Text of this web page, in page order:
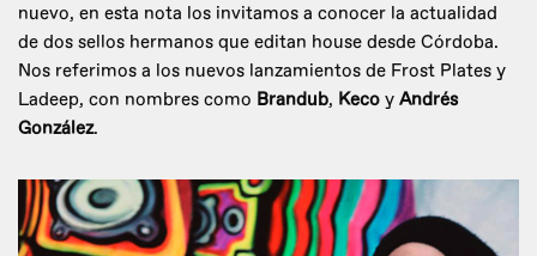
nuevo, en esta nota los invitamos a conocer la actualidad
de dos sellos hermanos que editan house desde Córdoba.
Nos referimos a los nuevos lanzamientos de Frost Plates y
Ladeep, con nombres como Brandub, Keco y Andrés
González.